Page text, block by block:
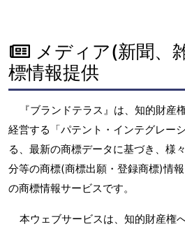
メディア(新聞、
標情報提供
『ブランドテラス』は、知的財産
経営する「パテント・インテグレー
る、最新の商標データに基づき、様
分等の商標(商標出願・登録商標)情
の商標情報サービスです。
本ウェブサービスは、知的財産権